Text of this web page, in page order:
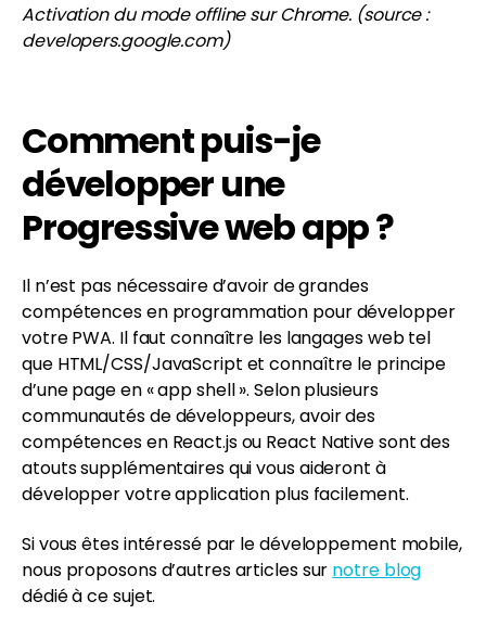
Activation du mode offline sur Chrome. (source :
developers.google.com)
Comment puis-je
développer une
Progressive web app ?
Il n’est pas nécessaire d’avoir de grandes
compétences en programmation pour développer
votre PWA. Il faut connaître les langages web tel
que HTML/CSS/JavaScript et connaître le principe
d’une page en « app shell ». Selon plusieurs
communautés de développeurs, avoir des
compétences en React.js ou React Native sont des
atouts supplémentaires qui vous aideront à
développer votre application plus facilement.
Si vous êtes intéressé par le développement mobile,
nous proposons d’autres articles sur notre blog
dédié à ce sujet.